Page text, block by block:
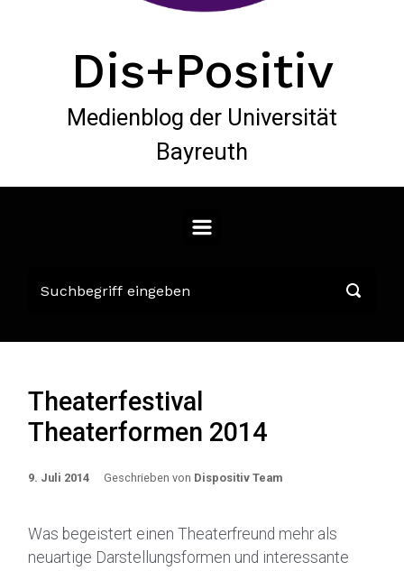
Dis+Positiv
Medienblog der Universität
Bayreuth
Theaterfestival
Theaterformen 2014
9. Juli 2014 Geschrieben von Dispositiv Team
Was begeistert einen Theaterfreund mehr als
neuartige Darstellungsformen und interessante